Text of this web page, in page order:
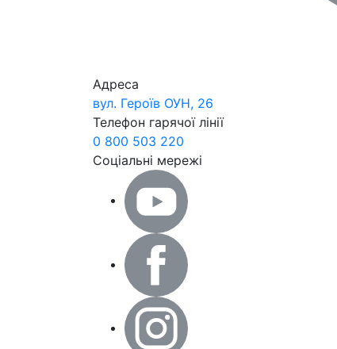
Адреса
вул. Героїв ОУН, 26
Телефон гарячої лінії
0 800 503 220
Соціальні мережі